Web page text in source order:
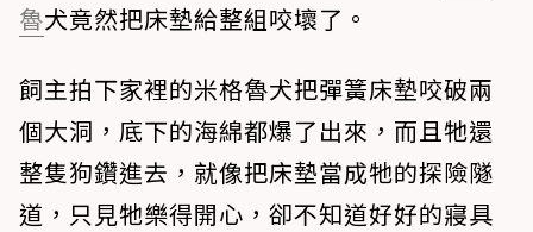
魯犬竟然把床墊給整組咬壞了。
飼主拍下家裡的米格魯犬把彈簧床墊咬破兩
個大洞，底下的海綿都爆了出來，而且牠還
整隻狗鑽進去，就像把床墊當成牠的探險隧
道，只見牠樂得開心，卻不知道好好的寢具